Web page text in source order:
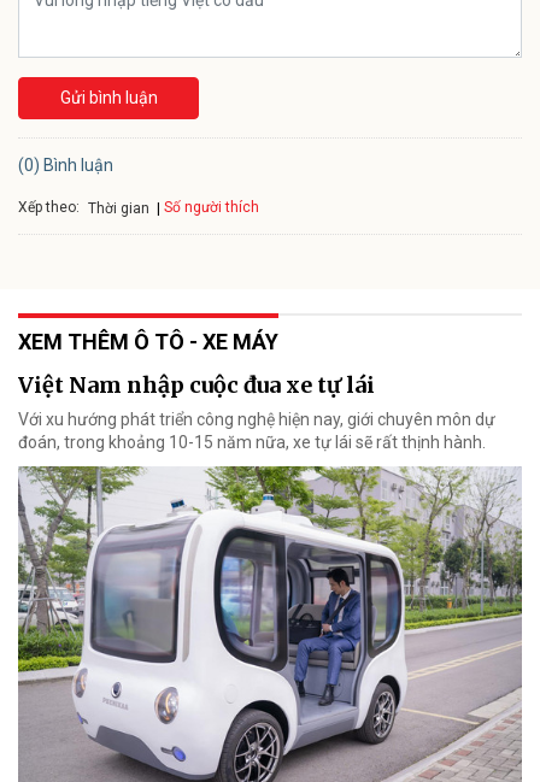
Gửi bình luận
(0) Bình luận
Xếp theo: Thời gian Số người thích
XEM THÊM Ô TÔ - XE MÁY
Việt Nam nhập cuộc đua xe tự lái
Với xu hướng phát triển công nghệ hiện nay, giới chuyên môn dự
đoán, trong khoảng 10-15 năm nữa, xe tự lái sẽ rất thịnh hành.